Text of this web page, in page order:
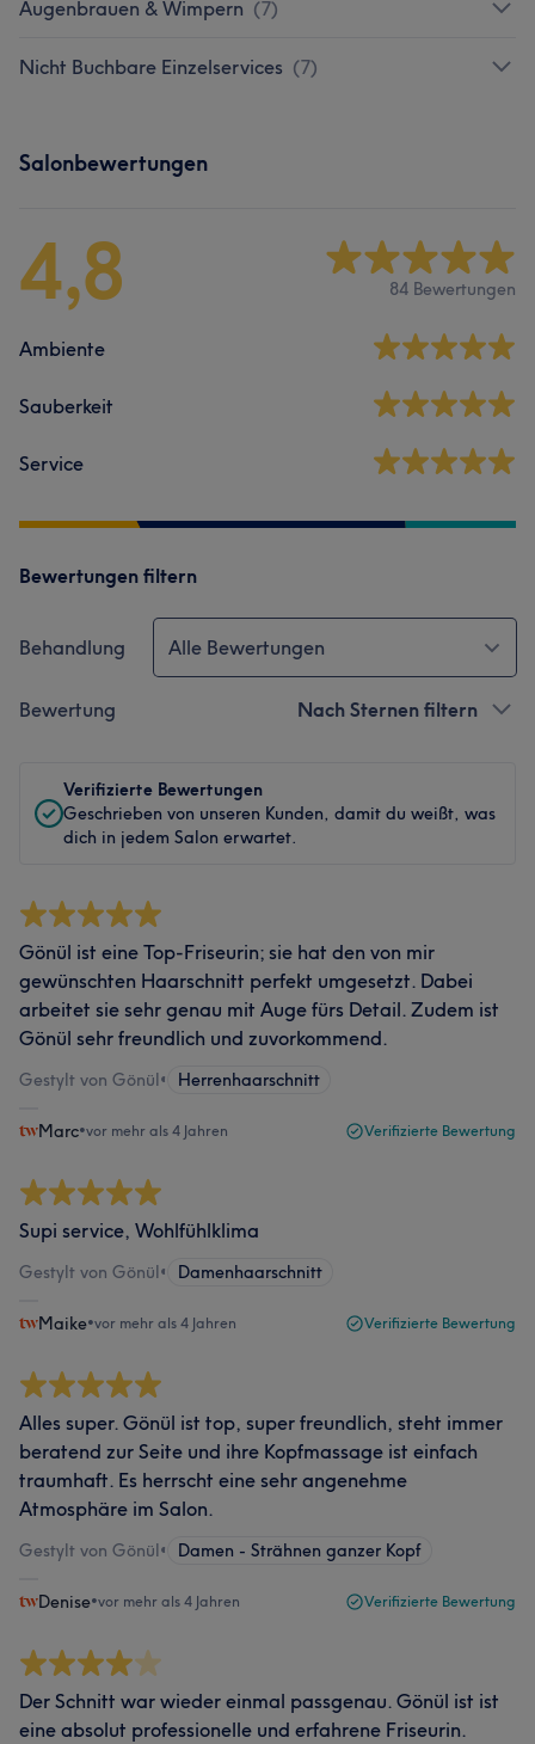
Augenbrauen & Wimpern (7)
Nicht Buchbare Einzelservices (7)
Salonbewertungen
4,8 84 Bewertungen
Ambiente
Sauberkeit
Service
Bewertungen filtern
Behandlung Alle Bewertungen
Bewertung Nach Sternen filtern
Verifizierte Bewertungen
Geschrieben von unseren Kunden, damit du weißt, was
dich in jedem Salon erwartet.
Gönül ist eine Top-Friseurin; sie hat den von mir
gewünschten Haarschnitt perfekt umgesetzt. Dabei
arbeitet sie sehr genau mit Auge fürs Detail. Zudem ist
Gönül sehr freundlich und zuvorkommend.
Gestylt von Gönül• Herrenhaarschnitt
Marc•vor mehr als 4 Jahren Verifizierte Bewertung
Supi service, Wohlfühlklima
Gestylt von Gönül• Damenhaarschnitt
Maike•vor mehr als 4 Jahren Verifizierte Bewertung
Alles super. Gönül ist top, super freundlich, steht immer
beratend zur Seite und ihre Kopfmassage ist einfach
traumhaft. Es herrscht eine sehr angenehme
Atmosphäre im Salon.
Gestylt von Gönül• Damen - Strähnen ganzer Kopf
Denise•vor mehr als 4 Jahren Verifizierte Bewertung
Der Schnitt war wieder einmal passgenau. Gönül ist ist
eine absolut professionelle und erfahrene Friseurin.